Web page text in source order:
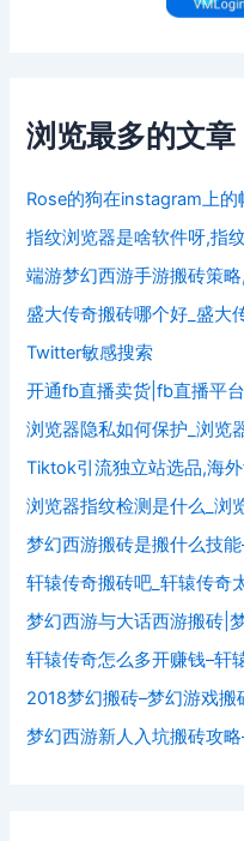
浏览最多的文章
Rose的狗在instagram上的
指纹浏览器是啥软件呀,指
端游梦幻西游手游搬砖策
盛大传奇搬砖哪个好_盛大
Twitter敏感搜索
开通fb直播卖货|fb直播平
浏览器隐私如何保护_浏览
Tiktok引流独立站选品,海
浏览器指纹检测是什么_浏
梦幻西游搬砖是搬什么技
轩辕传奇搬砖吧_轩辕传奇
梦幻西游与大话西游搬砖|
轩辕传奇怎么多开赚钱–轩
2018梦幻搬砖–梦幻游戏搬
梦幻西游新人入坑搬砖攻